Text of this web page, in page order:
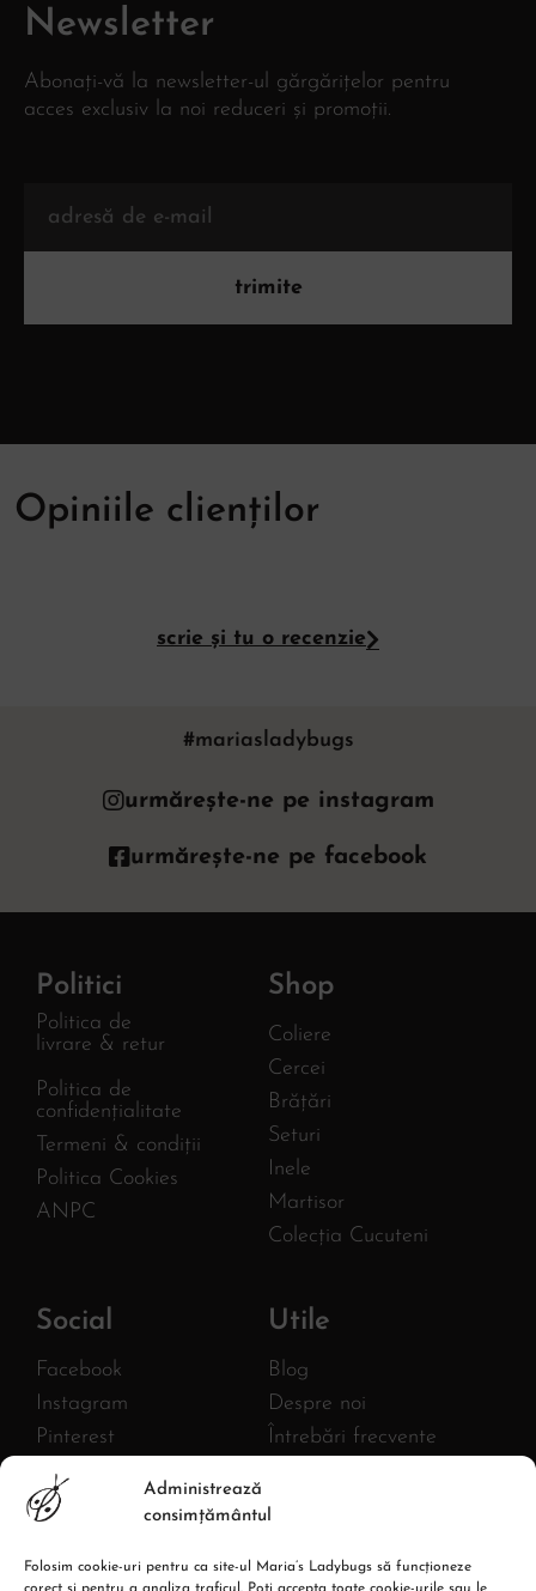
Administrează
consimțământul
Folosim cookie-uri pentru ca site-ul Maria’s Ladybugs să funcționeze
Newsletter
Abonați-vă la newsletter-ul gărgărițelor pentru
acces exclusiv la noi reduceri și promoții.
trimite
Opiniile clienților
scrie și tu o recenzie
#mariasladybugs
urmărește-ne pe instagram
urmărește-ne pe facebook
Politici
Politica de
livrare & retur
Politica de
confidențialitate
Termeni & condiții
Politica Cookies
ANPC
Shop
Coliere
Cercei
Brățări
Seturi
Inele
Martisor
Colecția Cucuteni
Social
Facebook
Instagram
Pinterest
Twitter
YouTube
Utile
Blog
Despre noi
Întrebări frecvente
CIF: 43380582
Adresa: Str. Burebista, Nr.67,